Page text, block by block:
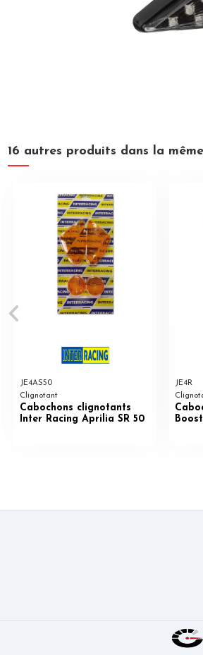
16 autres produits dans la
JE4AS50
Clignotant
Cabochons clignotants
Inter Racing Aprilia SR 50
JE4R